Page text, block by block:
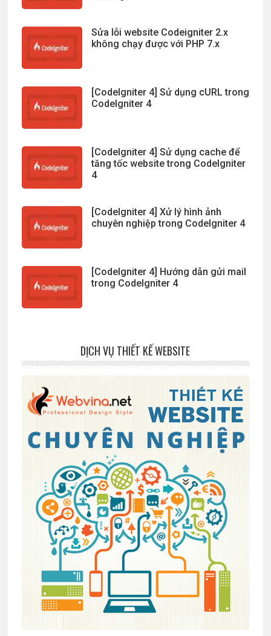
Sửa lỗi website Codeigniter 2.x
không chạy được với PHP 7.x
[CodeIgniter 4] Sử dụng cURL trong
CodeIgniter 4
[CodeIgniter 4] Sử dụng cache để
tăng tốc website trong CodeIgniter
4
[CodeIgniter 4] Xử lý hình ảnh
chuyên nghiệp trong CodeIgniter 4
[CodeIgniter 4] Hướng dẫn gửi mail
trong CodeIgniter 4
DỊCH VỤ THIẾT KẾ WEBSITE